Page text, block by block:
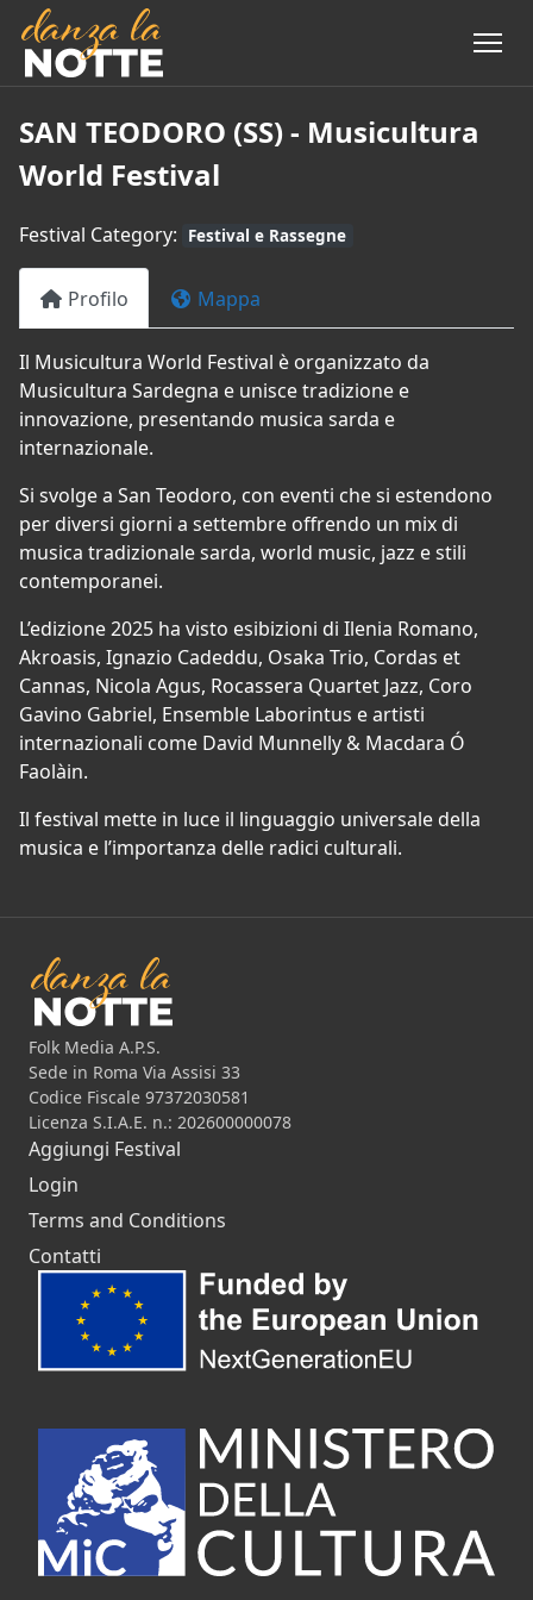
SAN TEODORO (SS) - Musicultura
World Festival
Festival Category: Festival e Rassegne
Profilo Mappa
Il Musicultura World Festival è organizzato da
Musicultura Sardegna e unisce tradizione e
innovazione, presentando musica sarda e
internazionale.
Si svolge a San Teodoro, con eventi che si estendono
per diversi giorni a settembre offrendo un mix di
musica tradizionale sarda, world music, jazz e stili
contemporanei.
L’edizione 2025 ha visto esibizioni di Ilenia Romano,
Akroasis, Ignazio Cadeddu, Osaka Trio, Cordas et
Cannas, Nicola Agus, Rocassera Quartet Jazz, Coro
Gavino Gabriel, Ensemble Laborintus e artisti
internazionali come David Munnelly & Macdara Ó
Faolàin.
Il festival mette in luce il linguaggio universale della
musica e l’importanza delle radici culturali.
Folk Media A.P.S.
Sede in Roma Via Assisi 33
Codice Fiscale 97372030581
Licenza S.I.A.E. n.: 202600000078
Aggiungi Festival
Login
Terms and Conditions
Contatti